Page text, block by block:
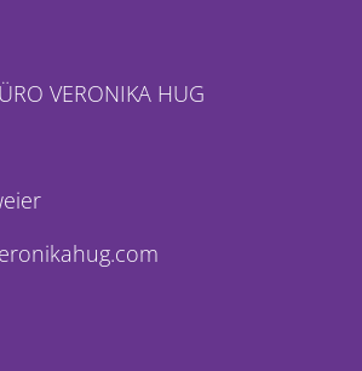
VERONIKA HUG